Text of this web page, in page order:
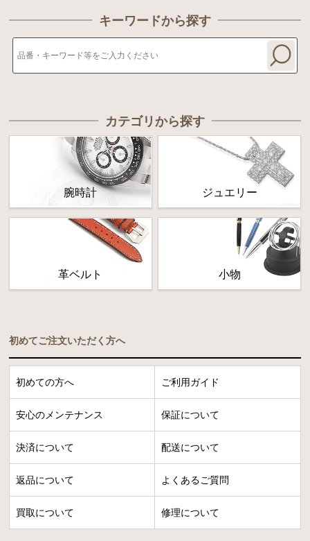
キーワードから探す
カテゴリから探す
腕時計 ジュエリー
革ベルト 小物
初めてご注文いただく方へ
初めての方へ ご利用ガイド
安心のメンテナンス 保証について
決済について 配送について
返品について よくあるご質問
買取について 修理について